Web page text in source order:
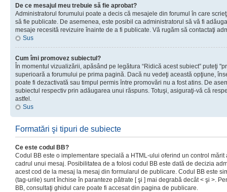
De ce mesajul meu trebuie să fie aprobat?
Administratorul forumului poate a decis că mesajele din forumul în care
să fie publicate. De asemenea, este posibil ca administratorul să vă fi
mesaje recesită revizuire înainte de a fi publicate. Vă rugăm să contactaţi
Sus
Cum îmi promovez subiectul?
În momentul vizualizării, apăsând pe legătura “Ridică acest subiect” puteţi
superioară a forumului pe prima pagină. Dacă nu vedeţi această opţiune,
poate fi dezactivată sau timpul permis între promovări nu a fost atins. De
subiectul respectiv prin adăugarea unui răspuns. Totuşi, asiguraţi-vă că
astfel.
Sus
Formatări şi tipuri de subiecte
Ce este codul BB?
Codul BB este o implementare specială a HTML-ului oferind un control
cadrul unui mesaj. Posibilitatea de a folosi codul BB este dată de decizia
acest cod de la mesaj la mesaj din formularul de publicare. Codul BB este
(tag-urile) sunt închise în paranteze pătrate [ şi ] mai degrabă decât < şi >.
BB, consultaţi ghidul care poate fi accesat din pagina de publicare.